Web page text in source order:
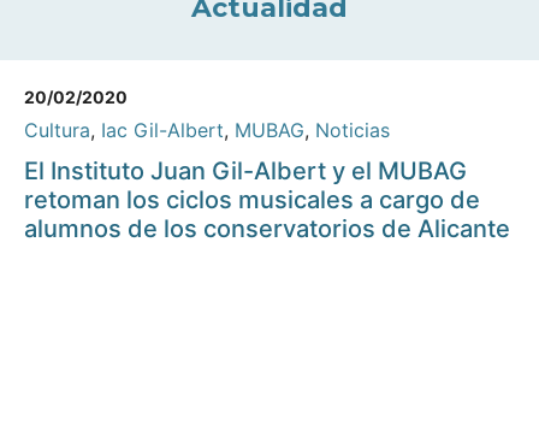
Actualidad
20/02/2020
Cultura, Iac Gil-Albert, MUBAG, Noticias
El Instituto Juan Gil-Albert y el MUBAG
retoman los ciclos musicales a cargo de
alumnos de los conservatorios de Alicante